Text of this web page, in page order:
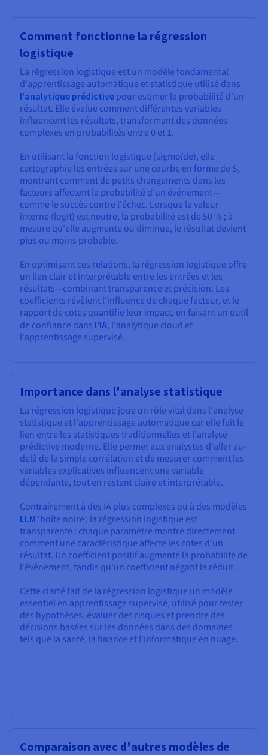
Comment fonctionne la régression
logistique
La régression logistique est un modèle fondamental
d'apprentissage automatique et statistique utilisé dans
l'analytique prédictive pour estimer la probabilité d'un
résultat. Elle évalue comment différentes variables
influencent les résultats, transformant des données
complexes en probabilités entre 0 et 1.
En utilisant la fonction logistique (sigmoïde), elle
cartographie les entrées sur une courbe en forme de S,
montrant comment de petits changements dans les
facteurs affectent la probabilité d'un événement—
comme le succès contre l'échec. Lorsque la valeur
interne (logit) est neutre, la probabilité est de 50 % ; à
mesure qu'elle augmente ou diminue, le résultat devient
plus ou moins probable.
En optimisant ces relations, la régression logistique offre
un lien clair et interprétable entre les entrées et les
résultats—combinant transparence et précision. Les
coefficients révèlent l'influence de chaque facteur, et le
rapport de cotes quantifie leur impact, en faisant un outil
de confiance dans l'IA, l'analytique cloud et
l'apprentissage supervisé.
Importance dans l'analyse statistique
La régression logistique joue un rôle vital dans l'analyse
statistique et l'apprentissage automatique car elle fait le
lien entre les statistiques traditionnelles et l'analyse
prédictive moderne. Elle permet aux analystes d'aller au-
delà de la simple corrélation et de mesurer comment les
variables explicatives influencent une variable
dépendante, tout en restant claire et interprétable.
Contrairement à des IA plus complexes ou à des modèles
LLM ‘boîte noire’, la régression logistique est
transparente : chaque paramètre montre directement
comment une caractéristique affecte les cotes d'un
résultat. Un coefficient positif augmente la probabilité de
l'événement, tandis qu'un coefficient négatif la réduit.
Cette clarté fait de la régression logistique un modèle
essentiel en apprentissage supervisé, utilisé pour tester
des hypothèses, évaluer des risques et prendre des
décisions basées sur les données dans des domaines
tels que la santé, la finance et l'informatique en nuage.
Comparaison avec d'autres modèles de